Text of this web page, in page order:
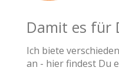
Damit es für
Ich biete
an - hier findest Du